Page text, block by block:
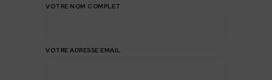
CONSULTER TOUTES LES RÉALISATIONS
VOTRE NOM COMPLET
VOTRE ADRESSE EMAIL